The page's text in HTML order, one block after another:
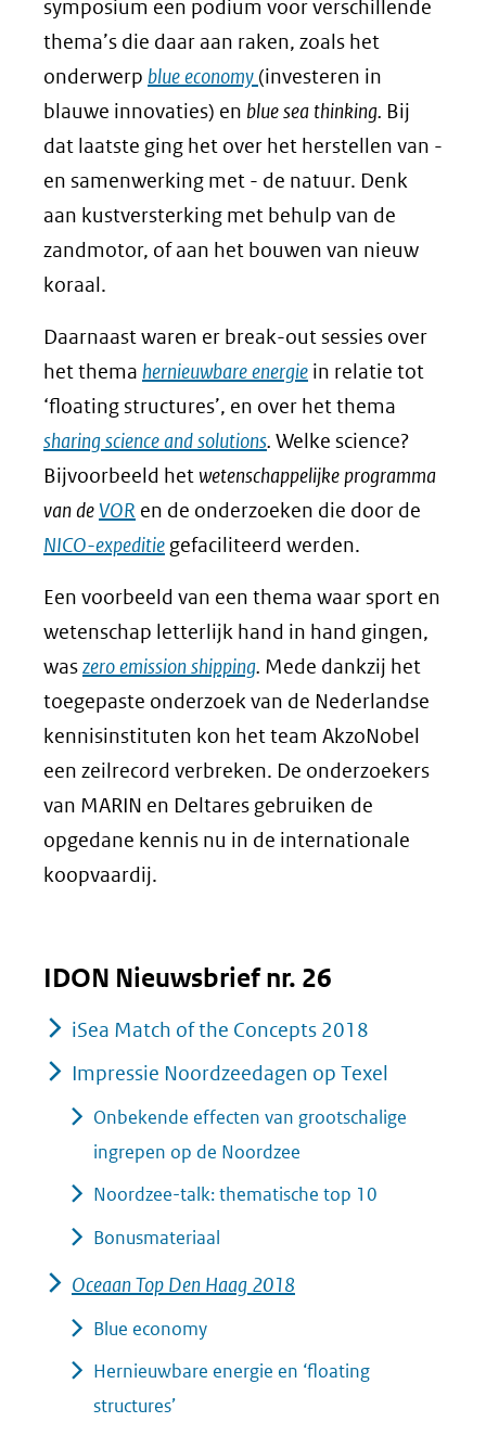
symposium een podium voor verschillende
thema’s die daar aan raken, zoals het
onderwerp blue economy (investeren in
blauwe innovaties) en blue sea thinking. Bij
dat laatste ging het over het herstellen van -
en samenwerking met - de natuur. Denk
aan kustversterking met behulp van de
zandmotor, of aan het bouwen van nieuw
koraal.
Daarnaast waren er break-out sessies over
het thema hernieuwbare energie in relatie tot
‘floating structures’, en over het thema
sharing science and solutions. Welke science?
Bijvoorbeeld hetwetenschappelijke programma
van deVOR en de onderzoeken die door de
NICO-expeditie gefaciliteerd werden.
Een voorbeeld van een thema waar sport en
wetenschap letterlijk hand in hand gingen,
waszero emission shipping. Mede dankzij het
toegepaste onderzoek van de Nederlandse
kennisinstituten kon het team AkzoNobel
een zeilrecord verbreken. De onderzoekers
van MARIN en Deltares gebruiken de
opgedane kennis nu in de internationale
koopvaardij.
IDON Nieuwsbrief nr. 26
iSea Match of the Concepts 2018
Impressie Noordzeedagen op Texel
Onbekende effecten van grootschalige
ingrepen op de Noordzee
Noordzee-talk: thematische top 10
Bonusmateriaal
Oceaan Top Den Haag 2018
Blue economy
Hernieuwbare energie en ‘floating
structures’